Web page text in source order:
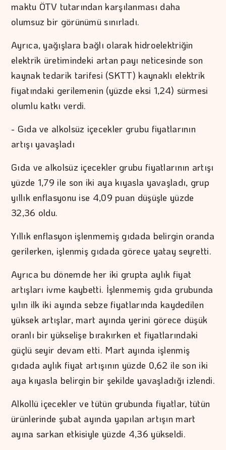
maktu ÖTV tutarından karşılanması daha
olumsuz bir görünümü sınırladı.
Ayrıca, yağışlara bağlı olarak hidroelektriğin
elektrik üretimindeki artan payı neticesinde son
kaynak tedarik tarifesi (SKTT) kaynaklı elektrik
fiyatındaki gerilemenin (yüzde eksi 1,24) sürmesi
olumlu katkı verdi.
- Gıda ve alkolsüz içecekler grubu fiyatlarının
artışı yavaşladı
Gıda ve alkolsüz içecekler grubu fiyatlarının artışı
yüzde 1,79 ile son iki aya kıyasla yavaşladı, grup
yıllık enflasyonu ise 4,09 puan düşüşle yüzde
32,36 oldu.
Yıllık enflasyon işlenmemiş gıdada belirgin oranda
gerilerken, işlenmiş gıdada görece yatay seyretti.
Ayrıca bu dönemde her iki grupta aylık fiyat
artışları ivme kaybetti. İşlenmemiş gıda grubunda
yılın ilk iki ayında sebze fiyatlarında kaydedilen
yüksek artışlar, mart ayında yerini görece düşük
oranlı bir yükselişe bırakırken et fiyatlarındaki
güçlü seyir devam etti. Mart ayında işlenmiş
gıdada aylık fiyat artışının yüzde 0,62 ile son iki
aya kıyasla belirgin bir şekilde yavaşladığı izlendi.
Alkollü içecekler ve tütün grubunda fiyatlar, tütün
ürünlerinde şubat ayında yapılan artışın mart
ayına sarkan etkisiyle yüzde 4,36 yükseldi.